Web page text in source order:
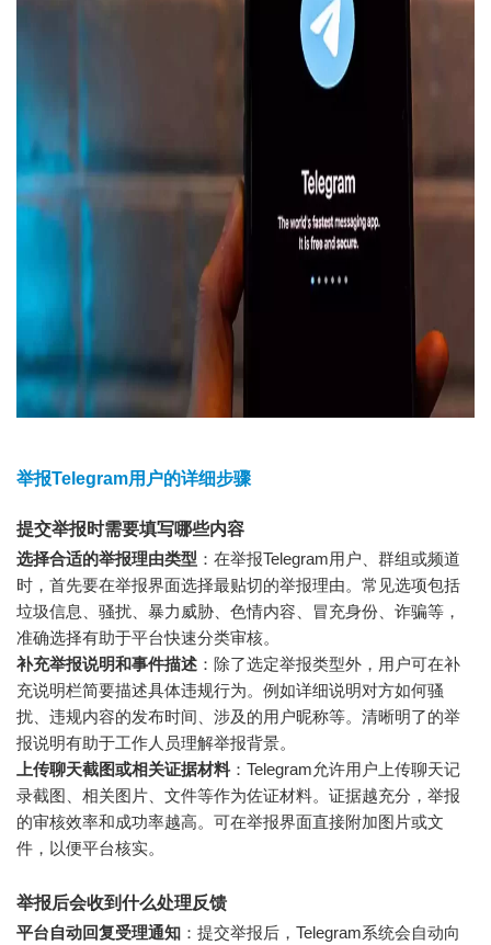
举报Telegram用户的详细步骤
提交举报时需要填写哪些内容
选择合适的举报理由类型 ：在举报Telegram用户、群组或频道
时，首先要在举报界面选择最贴切的举报理由。常见选项包括
垃圾信息、骚扰、暴力威胁、色情内容、冒充身份、诈骗等，
准确选择有助于平台快速分类审核。
补充举报说明和事件描述 ：除了选定举报类型外，用户可在补
充说明栏简要描述具体违规行为。例如详细说明对方如何骚
扰、违规内容的发布时间、涉及的用户昵称等。清晰明了的举
报说明有助于工作人员理解举报背景。
上传聊天截图或相关证据材料 ：Telegram允许用户上传聊天记
录截图、相关图片、文件等作为佐证材料。证据越充分，举报
的审核效率和成功率越高。可在举报界面直接附加图片或文
件，以便平台核实。
举报后会收到什么处理反馈
平台自动回复受理通知 ：提交举报后，Telegram系统会自动向